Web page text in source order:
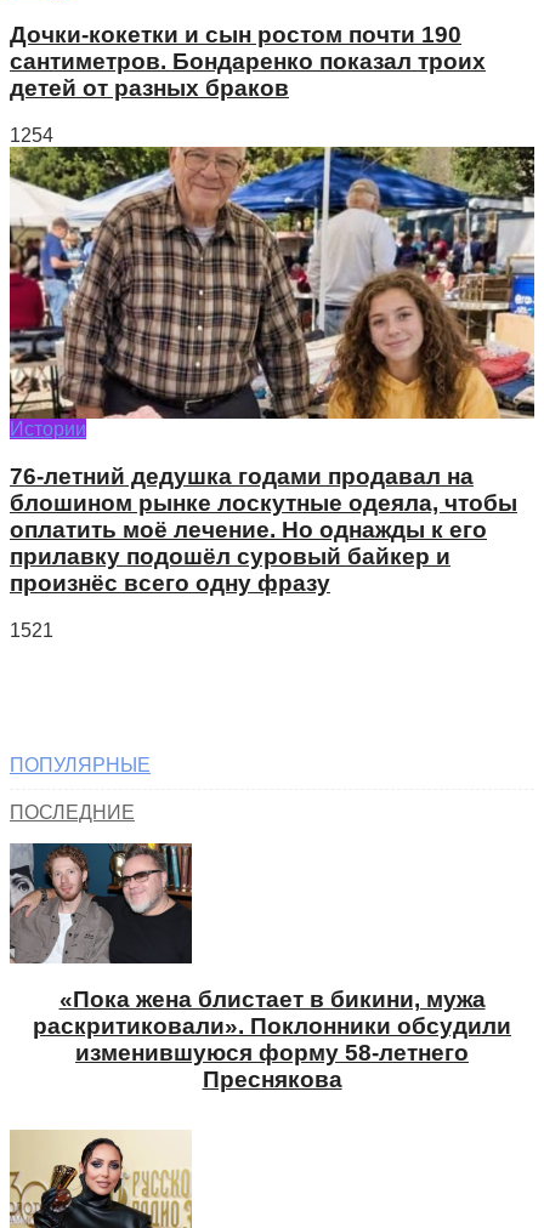
Дочки-кокетки и сын ростом почти 190
сантиметров. Бондаренко показал троих
детей от разных браков
1254
Истории
76-летний дедушка годами продавал на
блошином рынке лоскутные одеяла, чтобы
оплатить моё лечение. Но однажды к его
прилавку подошёл суровый байкер и
произнёс всего одну фразу
1521
ПОПУЛЯРНЫЕ
ПОСЛЕДНИЕ
«Пока жена блистает в бикини, мужа
раскритиковали». Поклонники обсудили
изменившуюся форму 58-летнего
Преснякова